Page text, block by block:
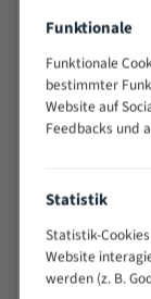
200 -
600
> 500
Vorteile:
Sehr
Funktionale
Funktionale
bestimmter
Website auf
Feedbacks und
Statistik
Statistik-
Website
werden (z. B.